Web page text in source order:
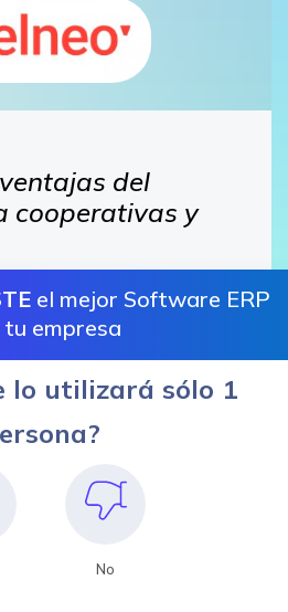
del
cooperativas y
el mejor Software ERP
empresa
lo utilizará sólo 1
No